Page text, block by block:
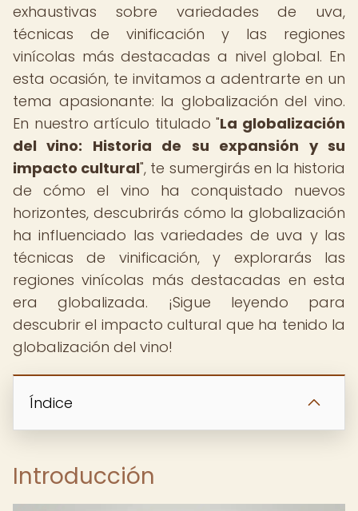
exhaustivas sobre variedades de uva,
técnicas de vinificación y las regiones
vinícolas más destacadas a nivel global. En
esta ocasión, te invitamos a adentrarte en un
tema apasionante: la globalización del vino.
En nuestro artículo titulado "La globalización
del vino: Historia de su expansión y su
impacto cultural", te sumergirás en la historia
de cómo el vino ha conquistado nuevos
horizontes, descubrirás cómo la globalización
ha influenciado las variedades de uva y las
técnicas de vinificación, y explorarás las
regiones vinícolas más destacadas en esta
era globalizada. ¡Sigue leyendo para
descubrir el impacto cultural que ha tenido la
globalización del vino!
Índice
Introducción